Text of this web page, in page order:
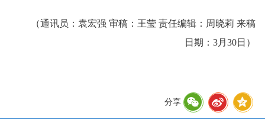
（通讯员：袁宏强 审稿：王莹 责任编辑：周晓莉 来稿
日期：3月30日）
分享